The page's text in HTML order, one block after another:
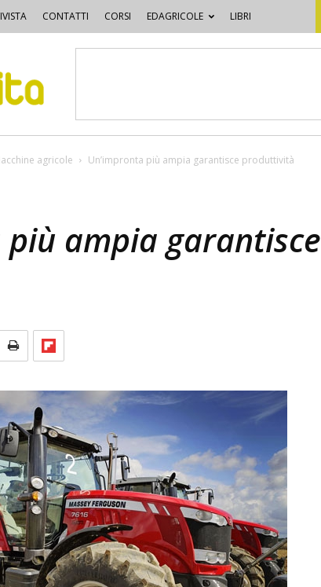
CONTATTI CORSI EDAGRICOLE LIBRI
agricole Un’impronta più ampia garantisce produttività
più ampia garantisce